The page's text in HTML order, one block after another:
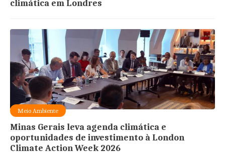
climática em Londres
Meio Ambiente
Minas Gerais leva agenda climática e
oportunidades de investimento à London
Climate Action Week 2026